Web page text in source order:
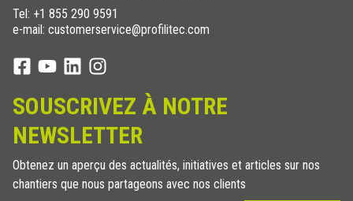
Tel: +1 855 290 9591
e-mail: customerservice@profilitec.com
SOUSCRIVEZ À NOTRE
NEWSLETTER
Obtenez un aperçu des actualités, initiatives et articles sur nos
chantiers que nous partageons avec nos clients